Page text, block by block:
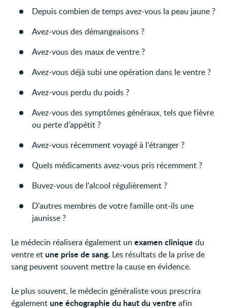
Depuis combien de temps avez-vous la peau jaune ?
Avez-vous des démangeaisons ?
Avez-vous des maux de ventre ?
Avez-vous déjà subi une opération dans le ventre ?
Avez-vous perdu du poids ?
Avez-vous des symptômes généraux, tels que fièvre
ou perte d’appétit ?
Avez-vous récemment voyagé à l'étranger ?
Quels médicaments avez-vous pris récemment ?
Buvez-vous de l'alcool régulièrement ?
D’autres membres de votre famille ont-ils une
jaunisse ?
Le médecin réalisera également unexamen clinique du
ventre et une prise de sang. Les résultats de la prise de
sang peuvent souvent mettre la cause en évidence.
Le plus souvent, le médecin généraliste vous prescrira
également une échographie du haut du ventre afin